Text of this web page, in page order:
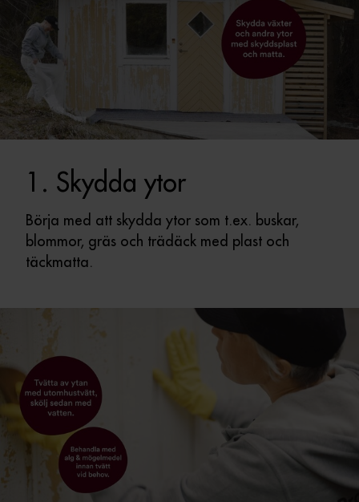
1. Skydda ytor
Börja med att skydda ytor som t.ex. buskar,
blommor, gräs och trädäck med plast och
täckmatta.